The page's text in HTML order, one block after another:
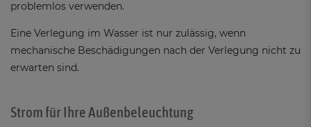
problemlos verwenden.
Eine Verlegung im Wasser ist nur zulässig, wenn
mechanische Beschädigungen nach der Verlegung nicht zu
erwarten sind.
Strom für Ihre Außenbeleuchtung